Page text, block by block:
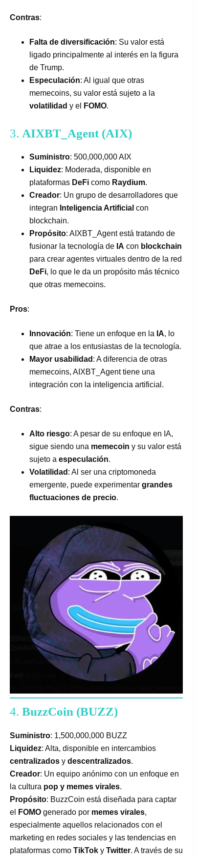
Contras:
Falta de diversificación: Su valor está
ligado principalmente al interés en la figura
de Trump.
Especulación: Al igual que otras
memecoins, su valor está sujeto a la
volatilidad y el FOMO.
3. AIXBT_Agent (AIX)
Suministro: 500,000,000 AIX
Liquidez: Moderada, disponible en
plataformas DeFi como Raydium.
Creador: Un grupo de desarrolladores que
integran Inteligencia Artificial con
blockchain.
Propósito: AIXBT_Agent está tratando de
fusionar la tecnología de IA con blockchain
para crear agentes virtuales dentro de la red
DeFi, lo que le da un propósito más técnico
que otras memecoins.
Pros:
Innovación: Tiene un enfoque en la IA, lo
que atrae a los entusiastas de la tecnología.
Mayor usabilidad : A diferencia de otras
memecoins, AIXBT_Agent tiene una
integración con la inteligencia artificial.
Contras:
Alto riesgo: A pesar de su enfoque en IA,
sigue siendo una memecoin y su valor está
sujeto a especulación.
Volatilidad : Al ser una criptomoneda
emergente, puede experimentar grandes
fluctuaciones de precio.
4. BuzzCoin (BUZZ)
Suministro: 1,500,000,000 BUZZ
Liquidez: Alta, disponible en intercambios
centralizados y descentralizados.
Creador: Un equipo anónimo con un enfoque en
la cultura pop y memes virales.
Propósito: BuzzCoin está diseñada para captar
el
FOMO generado por memes virales,
especialmente aquellos relacionados con el
marketing en redes sociales y las tendencias en
plataformas como TikTok y Twitter. A través de su